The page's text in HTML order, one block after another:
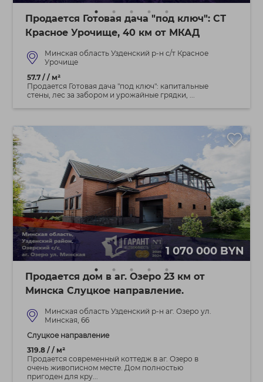
Продается Готовая дача "под ключ": СТ
Красное Урочище, 40 км от МКАД
Минская область Узденский р-н с/т Красное
Урочище
57.7 / / м²
Продается Готовая дача "под ключ": капитальные
стены, лес за забором и урожайные грядки, ...
1 070 000 BYN
Продается дом в аг. Озеро 23 км от
Минска Слуцкое направление.
Минская область Узденский р-н аг. Озеро ул.
Минская, 66
Слуцкое направление
319.8 / / м²
Продается современный коттедж в аг. Озеро в
очень живописном месте. Дом полностью
пригоден для кру...